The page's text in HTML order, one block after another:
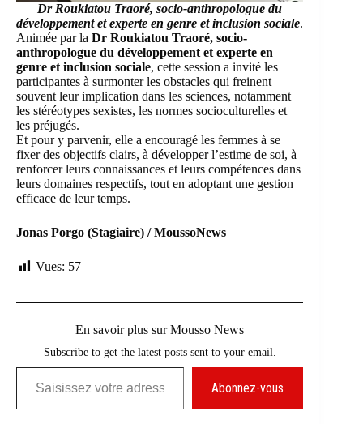
Dr Roukiatou Traoré, socio-anthropologue du
développement et experte en genre et inclusionsociale.
Animée par la Dr Roukiatou Traoré, socio-
anthropologue du développement et experte en
genre et inclusion sociale, cette session a invité les
participantes à surmonter les obstacles qui freinent
souvent leur implication dans les sciences, notamment
les stéréotypes sexistes, les normes socioculturelles et
les préjugés.
Et pour y parvenir, elle a encouragé les femmes à se
fixer des objectifs clairs, à développer l’estime de soi, à
renforcer leurs connaissances et leurs compétences dans
leurs domaines respectifs, tout en adoptant une gestion
efficace de leur temps.
Jonas Porgo (Stagiaire) / MoussoNews
Vues: 57
En savoir plus sur Mousso News
Subscribe to get the latest posts sent to your email.
Saisissez votre adresse e-mail…
Abonnez-vous